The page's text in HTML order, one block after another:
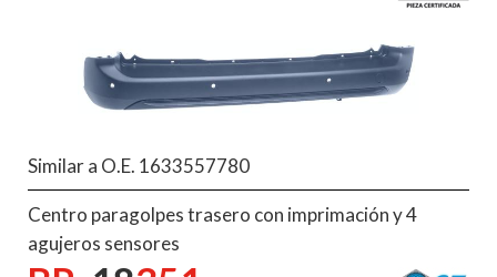
Similar a O.E. 1633557780
Centro paragolpes trasero con imprimación y 4
agujeros sensores